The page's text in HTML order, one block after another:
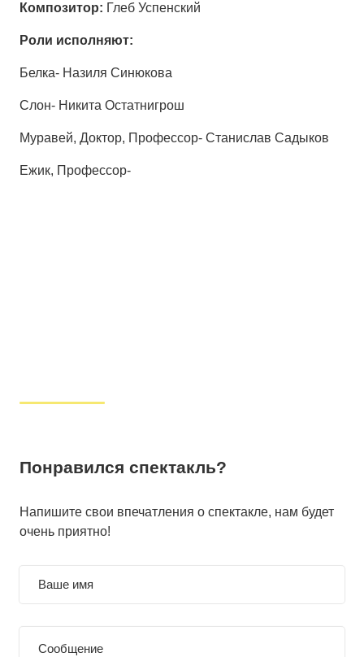
Композитор: Глеб Успенский
Роли исполняют:
Белка- Назиля Синюкова
Слон- Никита Остатнигрош
Муравей, Доктор, Профессор- Станислав Садыков
Ежик, Профессор-
Понравился спектакль?
Напишите свои впечатления о спектакле, нам будет
очень приятно!